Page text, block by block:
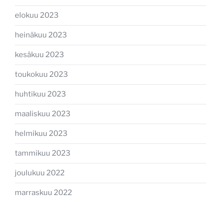
elokuu 2023
heinäkuu 2023
kesäkuu 2023
toukokuu 2023
huhtikuu 2023
maaliskuu 2023
helmikuu 2023
tammikuu 2023
joulukuu 2022
marraskuu 2022